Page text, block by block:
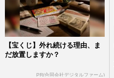
【宝くじ】外れ続ける理由、ま
だ放置しますか？
PR(合同会社デジタルファーム)